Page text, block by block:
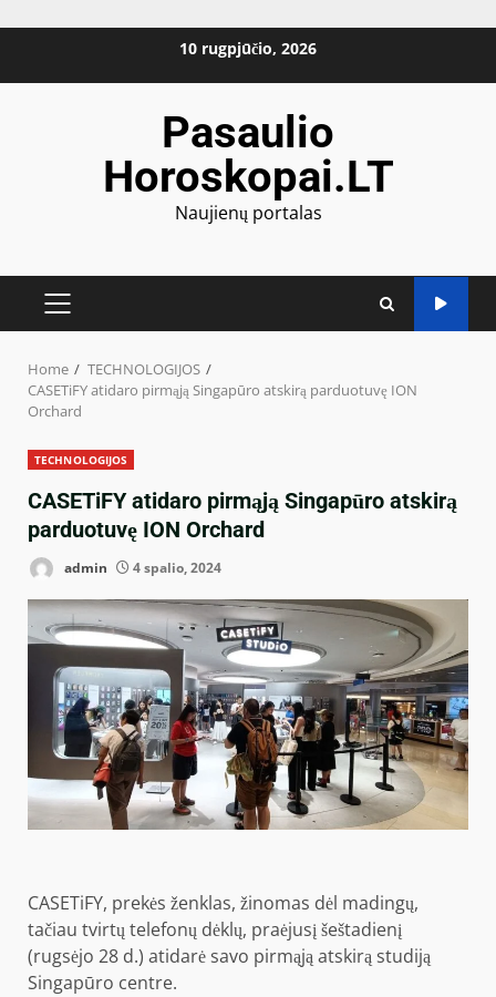
10 rugpjūčio, 2026
Pasaulio
Horoskopai.LT
Naujienų portalas
PRIMARY
Home
TECHNOLOGIJOS
CASETiFY atidaro pirmąją Singapūro atskirą parduotuvę ION
Orchard
TECHNOLOGIJOS
CASETiFY atidaro pirmąją Singapūro atskirą
parduotuvę ION Orchard
admin 4 spalio, 2024
CASETiFY, prekės ženklas, žinomas dėl madingų,
tačiau tvirtų telefonų dėklų, praėjusį šeštadienį
(rugsėjo 28 d.) atidarė savo pirmąją atskirą studiją
Singapūro centre.